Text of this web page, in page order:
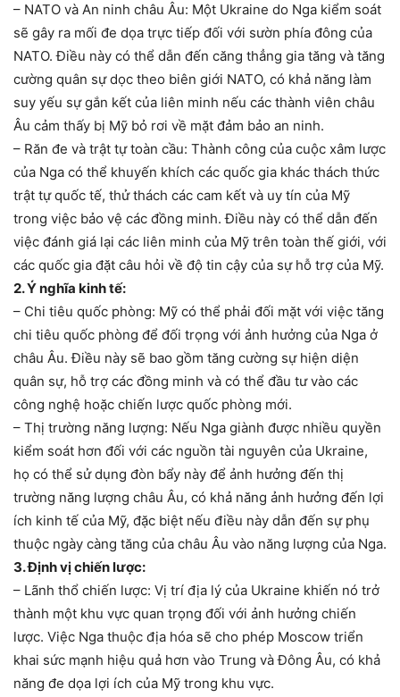
– NATO và An ninh châu Âu: Một Ukraine do Nga kiểm soát
sẽ gây ra mối đe dọa trực tiếp đối với sườn phía đông của
NATO. Điều này có thể dẫn đến căng thẳng gia tăng và tăng
cường quân sự dọc theo biên giới NATO, có khả năng làm
suy yếu sự gắn kết của liên minh nếu các thành viên châu
Âu cảm thấy bị Mỹ bỏ rơi về mặt đảm bảo an ninh.
– Răn đe và trật tự toàn cầu: Thành công của cuộc xâm lược
của Nga có thể khuyến khích các quốc gia khác thách thức
trật tự quốc tế, thử thách các cam kết và uy tín của Mỹ
trong việc bảo vệ các đồng minh. Điều này có thể dẫn đến
việc đánh giá lại các liên minh của Mỹ trên toàn thế giới, với
các quốc gia đặt câu hỏi về độ tin cậy của sự hỗ trợ của Mỹ.
2. Ý nghĩa kinh tế:
– Chi tiêu quốc phòng: Mỹ có thể phải đối mặt với việc tăng
chi tiêu quốc phòng để đối trọng với ảnh hưởng của Nga ở
châu Âu. Điều này sẽ bao gồm tăng cường sự hiện diện
quân sự, hỗ trợ các đồng minh và có thể đầu tư vào các
công nghệ hoặc chiến lược quốc phòng mới.
– Thị trường năng lượng: Nếu Nga giành được nhiều quyền
kiểm soát hơn đối với các nguồn tài nguyên của Ukraine,
họ có thể sử dụng đòn bẩy này để ảnh hưởng đến thị
trường năng lượng châu Âu, có khả năng ảnh hưởng đến lợi
ích kinh tế của Mỹ, đặc biệt nếu điều này dẫn đến sự phụ
thuộc ngày càng tăng của châu Âu vào năng lượng của Nga.
3. Định vị chiến lược:
– Lãnh thổ chiến lược: Vị trí địa lý của Ukraine khiến nó trở
thành một khu vực quan trọng đối với ảnh hưởng chiến
lược. Việc Nga thuộc địa hóa sẽ cho phép Moscow triển
khai sức mạnh hiệu quả hơn vào Trung và Đông Âu, có khả
năng đe dọa lợi ích của Mỹ trong khu vực.